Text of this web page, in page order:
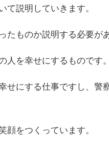
て説明していきます。
たものか説明する必要が
人を幸せにするものです。
せにする仕事ですし、警
顔をつくっています。